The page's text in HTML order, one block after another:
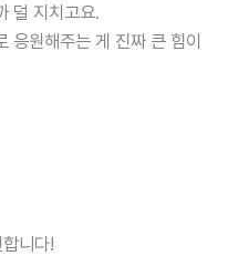
덜 지치고요.
응원해주는 게 진짜 큰 힘이
니다!